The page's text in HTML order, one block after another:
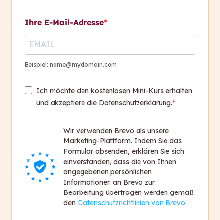
Übungsaufgaben
100 Days
Session 4, Dienstag, 22.
4
Zum Vertiefen und
Weiterlesen
9
Kontakt
+ 43 316 393 449
Headquarter
Heinrichstraße 145
Newsletter
Bleiben Sie auf dem Laufenden!
Zum Newsletter anmelden
Ihre E-Mail-Adresse
Beispiel: name@mydomain.com
Ich möchte den kostenlosen Mini-Kurs erhalten
und akzeptiere die Datenschutzerklärung.
Wir verwenden Brevo als unsere
Marketing-Plattform. Indem Sie das
Formular absenden, erklären Sie sich
einverstanden, dass die von Ihnen
angegebenen persönlichen
Informationen an Brevo zur
Bearbeitung übertragen werden gemäß
den Datenschutzrichtlinien von Brevo.